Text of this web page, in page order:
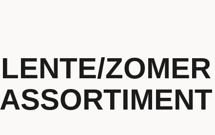
LENTE/ZOMER
ASSORTIMENT